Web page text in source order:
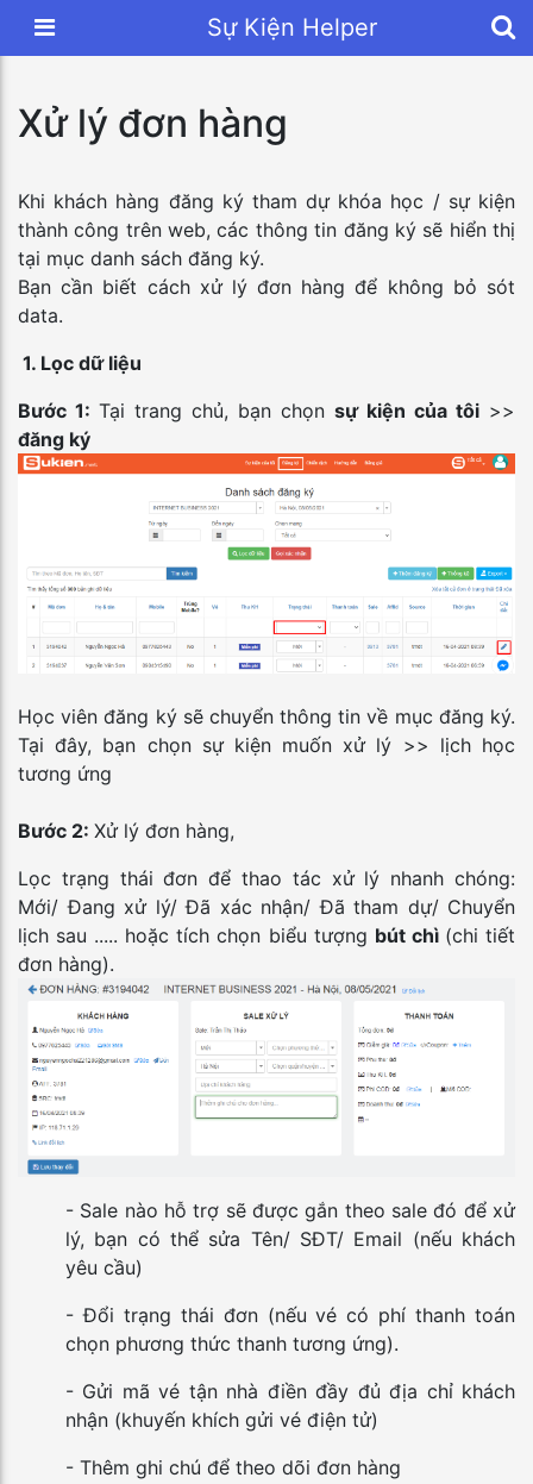
Sự Kiện Helper
Xử lý đơn hàng
Khi khách hàng đăng ký tham dự khóa học / sự kiện
thành công trên web, các thông tin đăng ký sẽ hiển thị
tại mục danh sách đăng ký.
Bạn cần biết cách xử lý đơn hàng để không bỏ sót
data.
1. Lọc dữ liệu
Bước 1: Tại trang chủ, bạn chọn sự kiện của tôi >>
đăng ký
Học viên đăng ký sẽ chuyển thông tin về mục đăng ký.
Tại đây, bạn chọn sự kiện muốn xử lý >> lịch học
tương ứng
Bước 2: Xử lý đơn hàng,
Lọc trạng thái đơn để thao tác xử lý nhanh chóng:
Mới/ Đang xử lý/ Đã xác nhận/ Đã tham dự/ Chuyển
lịch sau ..... hoặc tích chọn biểu tượng bút chì (chi tiết
đơn hàng).
- Sale nào hỗ trợ sẽ được gắn theo sale đó để xử
lý, bạn có thể sửa Tên/ SĐT/ Email (nếu khách
yêu cầu)
- Đổi trạng thái đơn (nếu vé có phí thanh toán
chọn phương thức thanh tương ứng).
- Gửi mã vé tận nhà điền đầy đủ địa chỉ khách
nhận (khuyến khích gửi vé điện tử)
- Thêm ghi chú để theo dõi đơn hàng